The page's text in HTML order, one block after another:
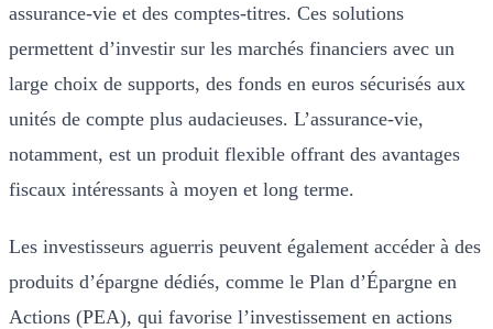
assurance-vie et des comptes-titres. Ces solutions
permettent d’investir sur les marchés financiers avec un
large choix de supports, des fonds en euros sécurisés aux
unités de compte plus audacieuses. L’assurance-vie,
notamment, est un produit flexible offrant des avantages
fiscaux intéressants à moyen et long terme.
Les investisseurs aguerris peuvent également accéder à des
produits d’épargne dédiés, comme le Plan d’Épargne en
Actions (PEA), qui favorise l’investissement en actions